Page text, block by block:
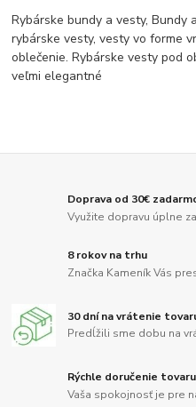
Rybárske bundy a vesty, Bundy
rybárske vesty, vesty vo forme
oblečenie. Rybárske vesty pod
veľmi elegantné
Doprava od 30€
Využite dopravu úplne
8 rokov na trhu
Značka Kameník Vás
30 dní na vrátenie
Predĺžili sme dobu na
Rýchle doručenie tovaru
Vaša spokojnosť je pre